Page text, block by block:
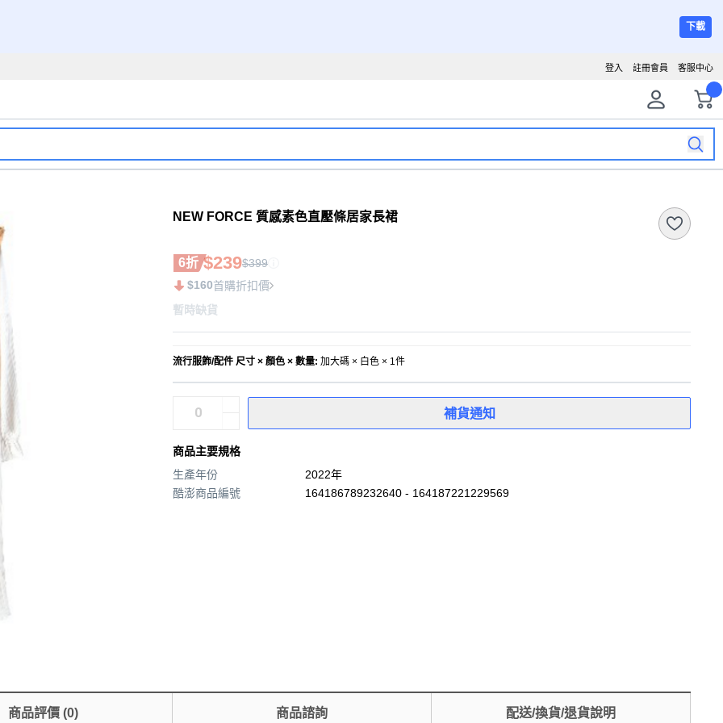
下載
客服中心
註冊會員
登入
NEW FORCE 質感素色直壓條居家長裙
6折 $239$399
$160首購折扣價
暫時缺貨
流行服飾/配件 尺寸 × 顏色 × 數量: 加大碼 × 白色 × 1件
補貨通知
商品主要規格
生產年份
2022年
酷澎商品編號
164186789232640 - 164187221229569
商品評價(0) 商品諮詢 配送/換貨/退貨說明